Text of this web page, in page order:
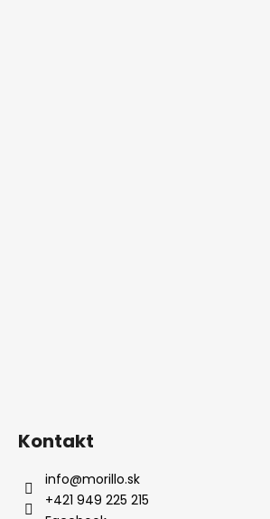
Kontakt
info@morillo.sk
+421 949 225 215